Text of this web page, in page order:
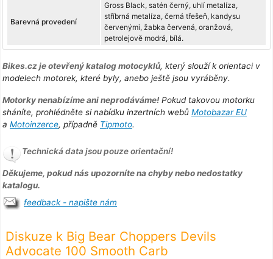
Barevná provedení
Gross Black, satén černý, uhlí metalíza,
stříbrná metalíza, černá třešeň, kandysu
červenými, žabka červená, oranžová,
petrolejově modrá, bílá.
Bikes.cz je otevřený katalog motocyklů, který slouží k orientaci v
modelech motorek, které byly, anebo ještě jsou vyráběny.
Motorky nenabízíme ani neprodáváme!Pokud takovou motorku
sháníte, prohlédněte si nabídku inzertních webů Motobazar EU
a Motoinzerce, případně Tipmoto.
Technická data jsou pouze orientační!
Děkujeme, pokud nás upozorníte na chyby nebo nedostatky
katalogu.
feedback - napište nám
Diskuze k Big Bear Choppers Devils
Advocate 100 Smooth Carb